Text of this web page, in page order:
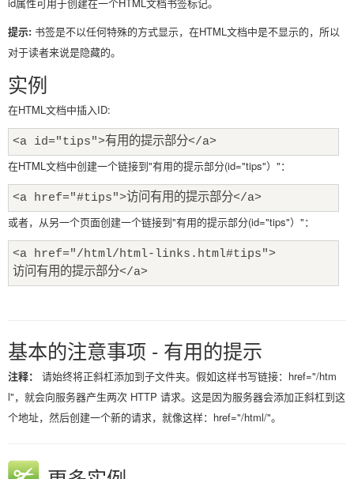
提示: 书签是不以任何特殊的方式显示，在HTML文档中是不显示的，所以
对于读者来说是隐藏的。
实例
在HTML文档中插入ID:
<a id="tips">有用的提示部分</a>
在HTML文档中创建一个链接到"有用的提示部分(id="tips"）"：
<a href="#tips">访问有用的提示部分</a>
或者，从另一个页面创建一个链接到"有用的提示部分(id="tips"）"：
<a href="/html/html-links.html#tips">
访问有用的提示部分</a>
基本的注意事项 - 有用的提示
注释：
请始终将正斜杠添加到子文件夹。假如这样书写链接：href="/htm
l"，就会向服务器产生两次 HTTP 请求。这是因为服务器会添加正斜杠到这
个地址，然后创建一个新的请求，就像这样：href="/html/"。